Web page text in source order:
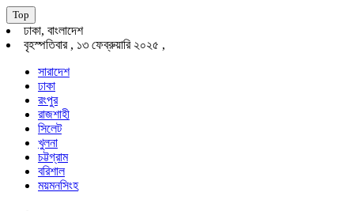
Top
ঢাকা, বাংলাদেশ
বৃহস্পতিবার , ১৩ ফেব্রুয়ারি ২০২৫ ,
সারাদেশ
ঢাকা
রংপুর
রাজশাহী
সিলেট
খুলনা
চট্টগ্রাম
বরিশাল
ময়মনসিংহ